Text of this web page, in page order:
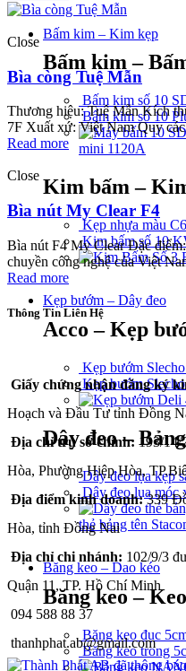
Bấm kim – Kim kẹp
Bấm kim –
Bấm kim số 10
Bấm kim số 10
mini 1120A
Kim bấm –
Kẹp nhựa màu
Kim bấm số 10
Kẹp bướm – Dây đeo
Acco – Kẹp
Kẹp bướm
Kẹp bướm
Dây đeo –
Dây đeo lụa kẹp
Dây đeo lụa móc
thẻ bảng tên
Băng keo – Dao kéo
Băng keo –
Băng keo đục
Băng keo trong
Close
Bìa còng Tuệ Mẫn
Thương hiệu: Tuệ Mẫn Kích
7F Xuất xứ: Việt Nam Quy
Read more
Close
Bìa nút My Clear F4
Bìa nút F4 My Clear Đặc
chuyền công nghệ của Việt
Read more
Thông Tin Liên Hệ
Giấy chứng nhận đăng ký
Hoạch và Đầu Tư tỉnh Đồng
Địa chỉ trụ sở chính: 193/
Hòa, Phường Hiệp Hòa,
Địa điểm kinh doanh:339
Hòa, tỉnh Đồng Nai
Địa chỉ chi nhánh: 102/9/3
Quận 11, TP. Hồ Chí Minh
094 588 88 37
thanhphat.ab@gmail.com